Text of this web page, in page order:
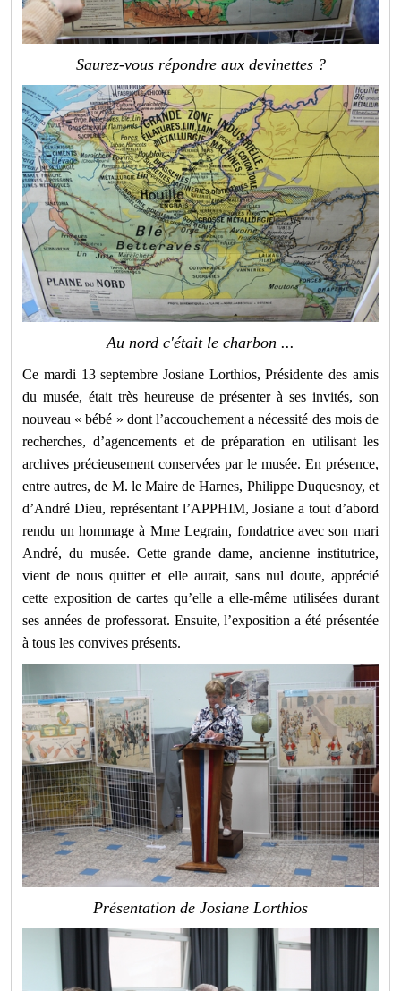
Saurez-vous répondre aux devinettes ?
Au nord c'était le charbon ...
Ce mardi 13 septembre Josiane Lorthios, Présidente des amis
du musée, était très heureuse de présenter à ses invités, son
nouveau « bébé » dont l’accouchement a nécessité des mois de
recherches, d’agencements et de préparation en utilisant les
archives précieusement conservées par le musée. En présence,
entre autres, de M. le Maire de Harnes, Philippe Duquesnoy, et
d’André Dieu, représentant l’APPHIM, Josiane a tout d’abord
rendu un hommage à Mme Legrain, fondatrice avec son mari
André, du musée. Cette grande dame, ancienne institutrice,
vient de nous quitter et elle aurait, sans nul doute, apprécié
cette exposition de cartes qu’elle a elle-même utilisées durant
ses années de professorat. Ensuite, l’exposition a été présentée
à tous les convives présents.
Présentation de Josiane Lorthios